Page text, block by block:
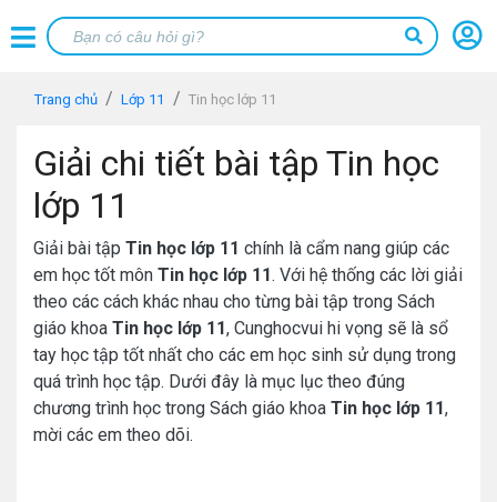
Trang chủ Lớp 11 Tin học lớp 11
Giải chi tiết bài tập Tin học
lớp 11
Giải bài tập Tin học lớp 11 chính là cẩm nang giúp các
em học tốt môn Tin học lớp 11. Với hệ thống các lời giải
theo các cách khác nhau cho từng bài tập trong Sách
giáo khoa Tin học lớp 11, Cunghocvui hi vọng sẽ là sổ
tay học tập tốt nhất cho các em học sinh sử dụng trong
quá trình học tập. Dưới đây là mục lục theo đúng
chương trình học trong Sách giáo khoa Tin học lớp 11,
mời các em theo dõi.